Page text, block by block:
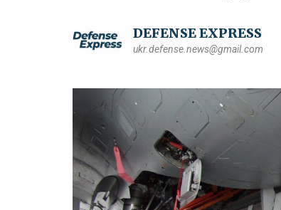
DEFENSE EXPRESS
ukr.defense.news@gmail.com